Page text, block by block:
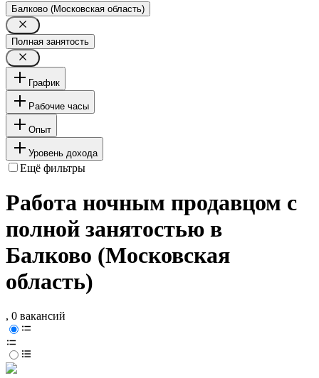
Балково (Московская область)
Полная занятость
График
Рабочие часы
Опыт
Уровень дохода
Ещё фильтры
Работа ночным продавцом с
полной занятостью в
Балково (Московская
область)
, 0 вакансий